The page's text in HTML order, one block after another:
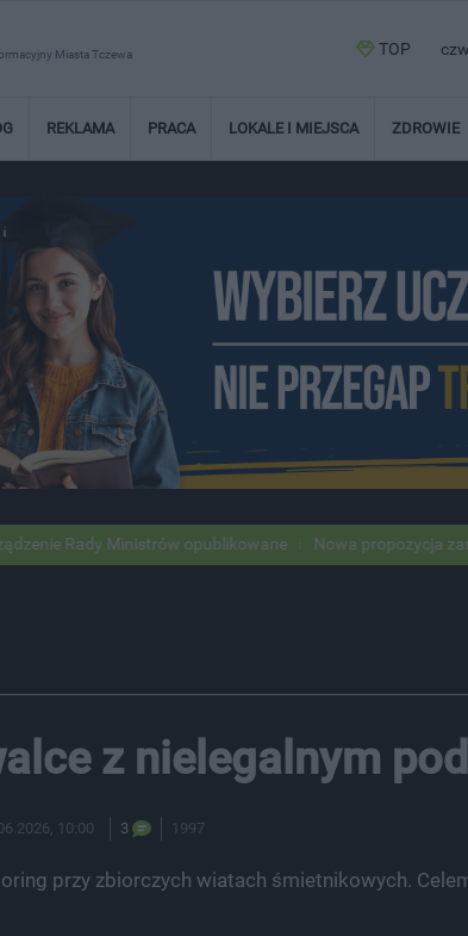
Miasta Tczewa TOP
REKLAMA PRACA LOKALE I MIEJSCA ZDROWIE
Ministrów opublikowane Nowa propozycja zamiast
z nielegalnym
10:00 3 1997
przy zbiorczych wiatach śmietnikowych.